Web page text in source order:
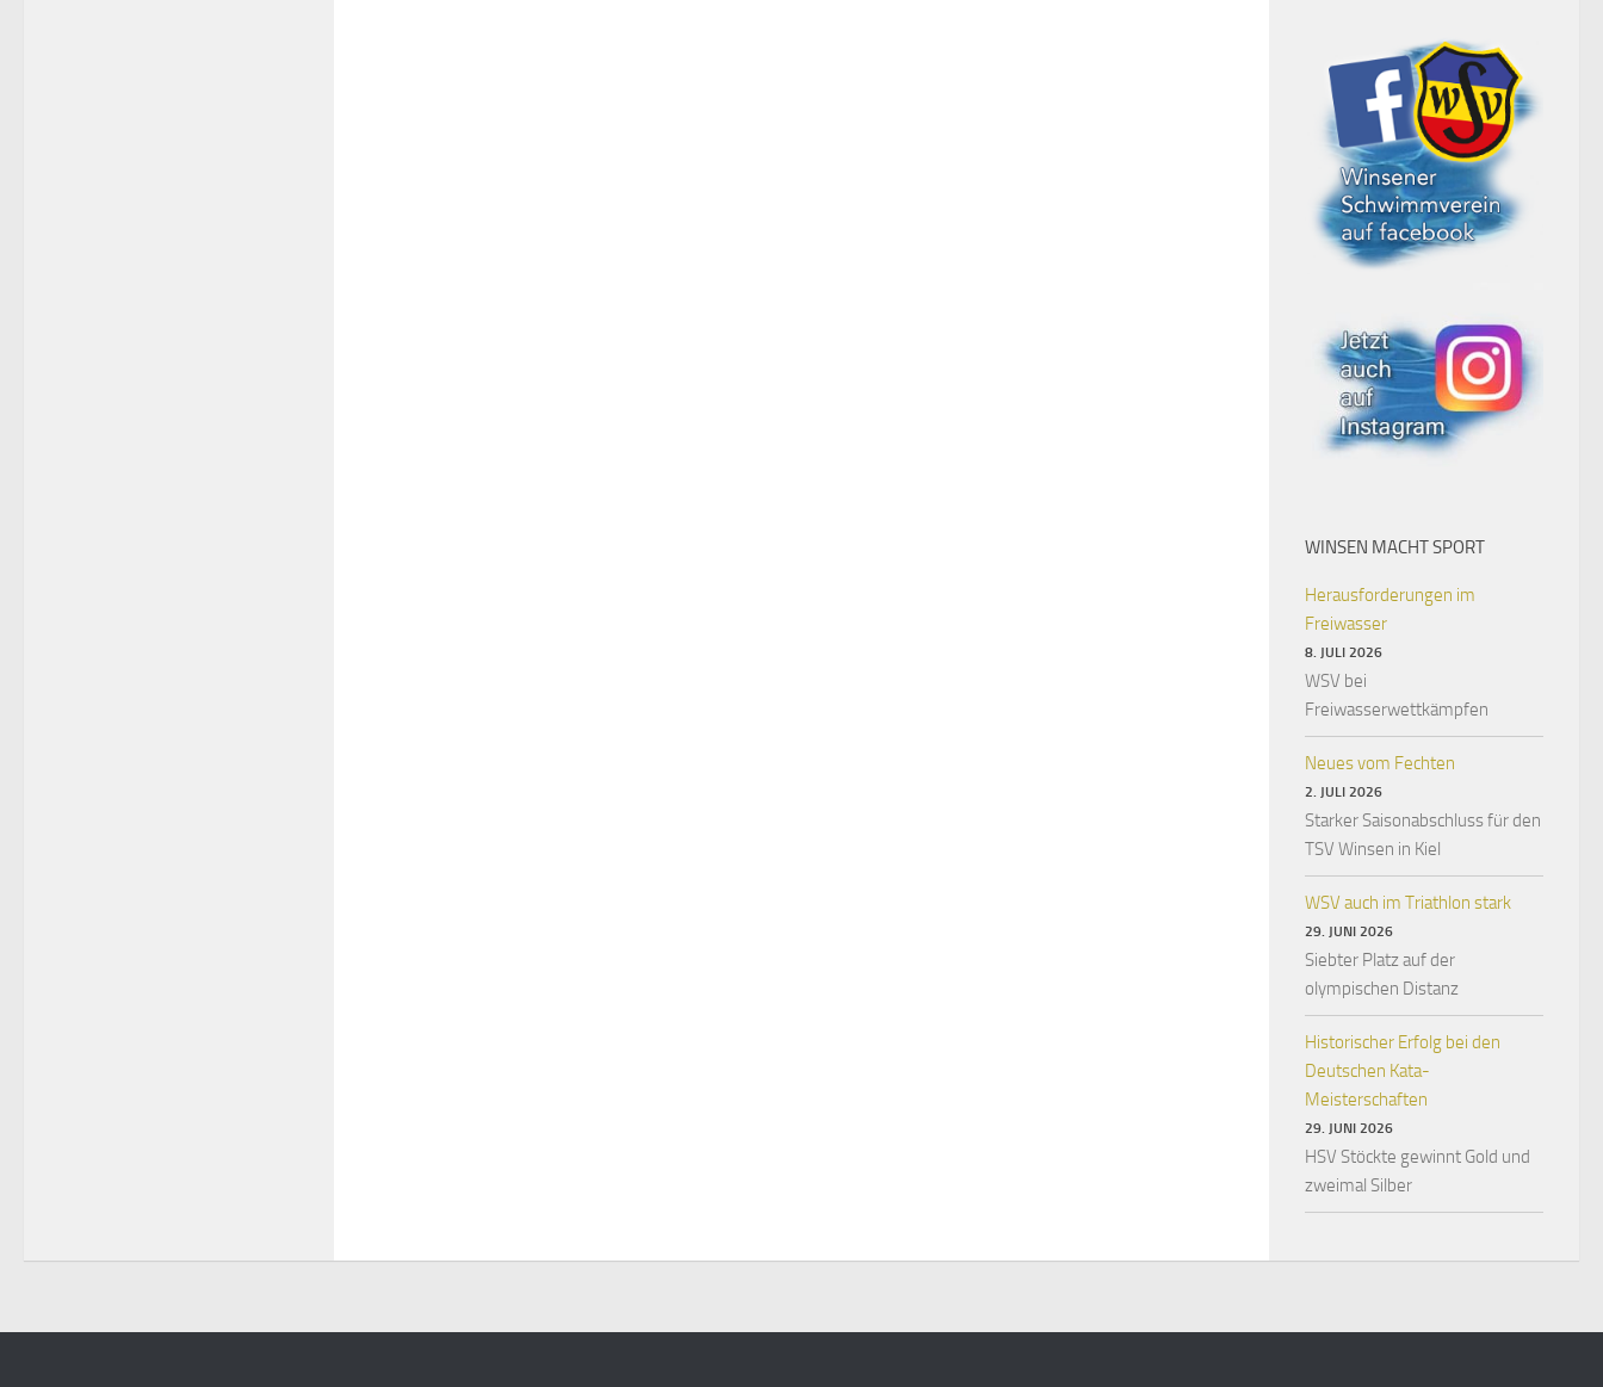
WINSEN MACHT SPORT
Herausforderungen im
Freiwasser
8. JULI 2026
WSV bei
Freiwasserwettkämpfen
Neues vom Fechten
2. JULI 2026
Starker Saisonabschluss für den
TSV Winsen in Kiel
WSV auch im Triathlon stark
29. JUNI 2026
Siebter Platz auf der
olympischen Distanz
Historischer Erfolg bei den
Deutschen Kata-
Meisterschaften
29. JUNI 2026
HSV Stöckte gewinnt Gold und
zweimal Silber